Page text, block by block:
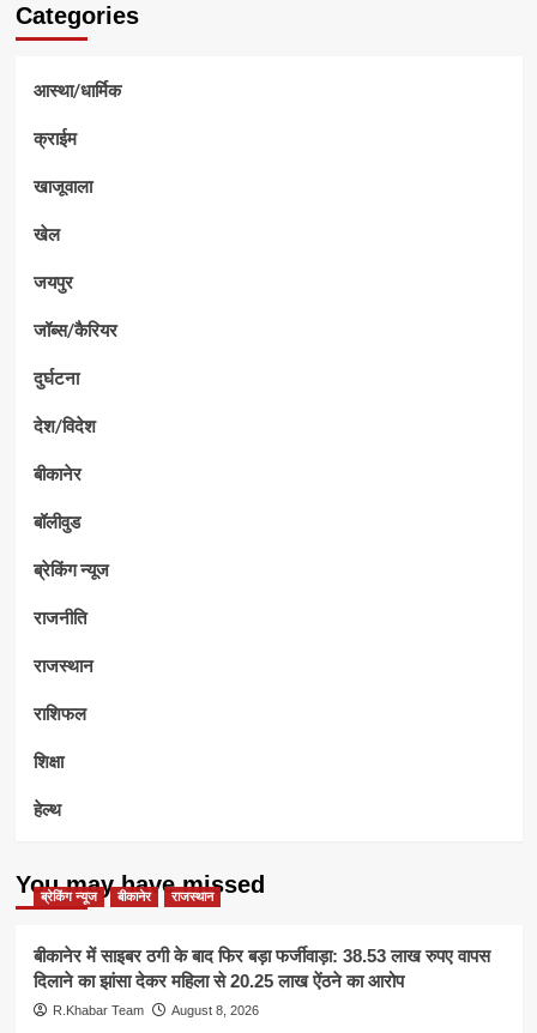
Categories
आस्था/धार्मिक
क्राईम
खाजूवाला
खेल
जयपुर
जॉब्स/कैरियर
दुर्घटना
देश/विदेश
बीकानेर
बॉलीवुड
ब्रेकिंग न्यूज
राजनीति
राजस्थान
राशिफल
शिक्षा
हेल्थ
You may have missed
ब्रेकिंग न्यूज बीकानेर राजस्थान
बीकानेर में साइबर ठगी के बाद फिर बड़ा फर्जीवाड़ा: 38.53 लाख रुपए वापस
दिलाने का झांसा देकर महिला से 20.25 लाख ऐंठने का आरोप
R.Khabar Team August 8, 2026